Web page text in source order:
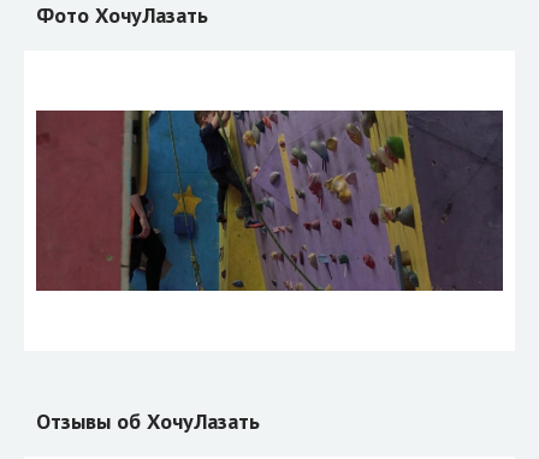
Фото ХочуЛазать
Отзывы об ХочуЛазать